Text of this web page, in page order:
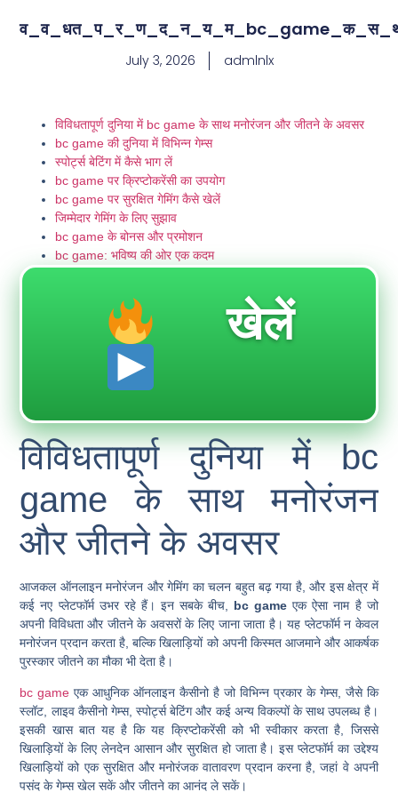
July 3, 2026 admlnlx
विविधतापूर्ण दुनिया में bc game के साथ मनोरंजन और जीतने के अवसर
bc game की दुनिया में विभिन्न गेम्स
स्पोर्ट्स बेटिंग में कैसे भाग लें
bc game पर क्रिप्टोकरेंसी का उपयोग
bc game पर सुरक्षित गेमिंग कैसे खेलें
जिम्मेदार गेमिंग के लिए सुझाव
bc game के बोनस और प्रमोशन
bc game: भविष्य की ओर एक कदम
खेलें
विविधतापूर्ण दुनिया में bc
game के साथ मनोरंजन
और जीतने के अवसर
आजकल ऑनलाइन मनोरंजन और गेमिंग का चलन बहुत बढ़ गया है, और इस क्षेत्र में
कई नए प्लेटफॉर्म उभर रहे हैं। इन सबके बीच, bc game एक ऐसा नाम है जो
अपनी विविधता और जीतने के अवसरों के लिए जाना जाता है। यह प्लेटफॉर्म न केवल
मनोरंजन प्रदान करता है, बल्कि खिलाड़ियों को अपनी किस्मत आजमाने और आकर्षक
पुरस्कार जीतने का मौका भी देता है।
bc game एक आधुनिक ऑनलाइन कैसीनो है जो विभिन्न प्रकार के गेम्स, जैसे कि
स्लॉट, लाइव कैसीनो गेम्स, स्पोर्ट्स बेटिंग और कई अन्य विकल्पों के साथ उपलब्ध है।
इसकी खास बात यह है कि यह क्रिप्टोकरेंसी को भी स्वीकार करता है, जिससे
खिलाड़ियों के लिए लेनदेन आसान और सुरक्षित हो जाता है। इस प्लेटफॉर्म का उद्देश्य
खिलाड़ियों को एक सुरक्षित और मनोरंजक वातावरण प्रदान करना है, जहां वे अपनी
पसंद के गेम्स खेल सकें और जीतने का आनंद ले सकें।